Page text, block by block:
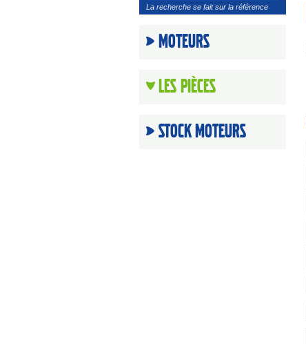
La recherche se fait sur la référence
Moteurs
Les Pièces
Stock moteurs